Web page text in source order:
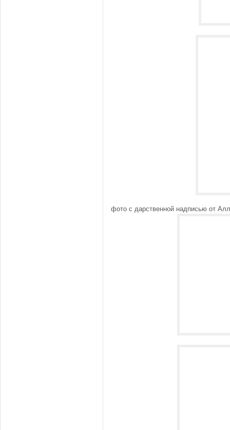
фото с дарственной надписью от